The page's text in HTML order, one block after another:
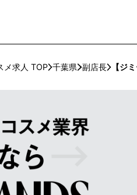
メ求人 TOP 千葉県 副店長 【ジ